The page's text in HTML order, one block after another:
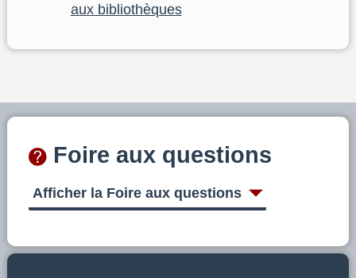
aux bibliothèques
Foire aux questions
Afficher la Foire aux questions